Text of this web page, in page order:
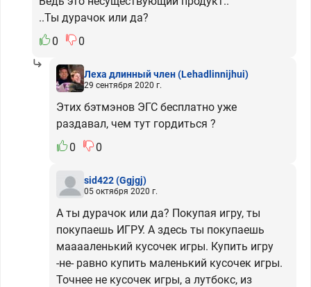
..Ты дурачок или да?
0
0
Леха длинный член(Lehadlinnijhui)
29 сентября 2020 г.
Этих бэтмэнов ЭГС бесплатно уже
раздавал, чем тут гордиться ?
0
0
sid422(Ggjgj)
05 октября 2020 г.
А ты дурачок или да? Покупая игру, ты
покупаешь ИГРУ. А здесь ты покупаешь
мааааленький кусочек игры. Купить игру
-не- равно купить маленький кусочек игры.
Точнее не кусочек игры, а лутбокс, из